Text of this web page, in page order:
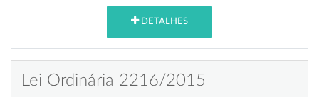
DETALHES
Lei Ordinária 2216/2015